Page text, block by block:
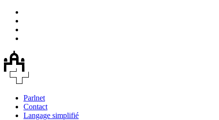
Parlnet
Contact
Langage simplifié